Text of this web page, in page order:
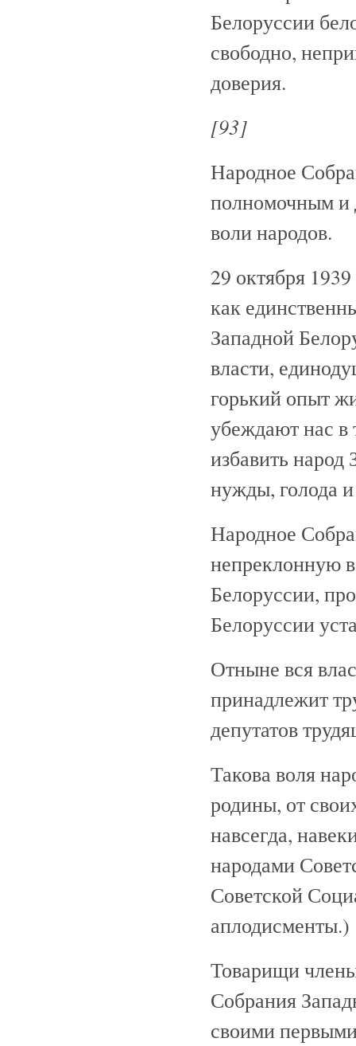
Белоруссии
свободно,
доверия.
[93]
Народное
полномочным и
воли народов.
29 октября
как
Западной
власти,
горький опыт
убеждают нас в
избавить народ
нужды, голода
Народное
непреклонную
Белоруссии,
Белоруссии
Отныне вся
принадлежит
депутатов
Такова воля
родины, от
навсегда,
народами
Советской
аплодисменты.)
Товарищи
Собрания
своими